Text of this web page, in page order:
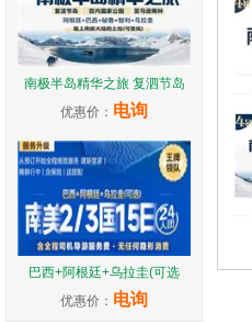
南极半岛精华之旅 复泗节岛
优惠价： 电询
巴西+阿根廷+乌拉圭(可选
优惠价： 电询